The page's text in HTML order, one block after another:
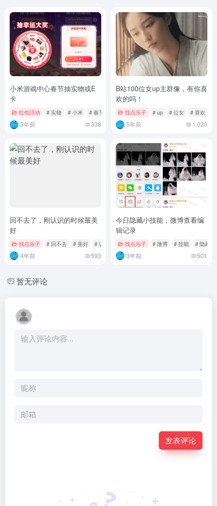
小米游戏中心春节抽实物或E
卡
红包活动 # 实物 # 小米 # 春节
3年前 338
B站100位女up主群像，有你喜
欢的吗！
找点乐子 # up # 位女 # 喜欢
5年前 1,020
回不去了，刚认识的时候最美
好
找点乐子 # 回不去 # 美好 # 认识
4年前 593
今日隐藏小技能，微博查看编
辑记录
找点乐子 # 微博 # 技能 # 隐藏
3年前 501
暂无评论
发表评论